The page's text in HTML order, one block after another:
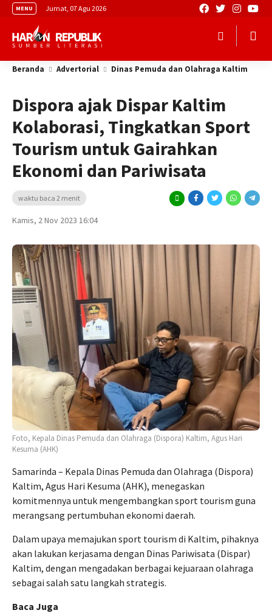
MENU Jumat, 07 Agu 2026
Beranda Advertorial Dinas Pemuda dan Olahraga Kaltim
Dispora ajak Dispar Kaltim
Kolaborasi, Tingkatkan Sport
Tourism untuk Gairahkan
Ekonomi dan Pariwisata
waktu baca 2 menit
Kamis, 2 Nov 2023 16:04
Foto, Kepala Dinas Pemuda dan Olahraga (Dispora) Kaltim, Agus Hari
Kesuma (AHK)
Samarinda – Kepala Dinas Pemuda dan Olahraga (Dispora)
Kaltim, Agus Hari Kesuma (AHK), menegaskan
komitmennya untuk mengembangkan sport tourism guna
merangsang pertumbuhan ekonomi daerah.
Dalam upaya memajukan sport tourism di Kaltim, pihaknya
akan lakukan kerjasama dengan Dinas Pariwisata (Dispar)
Kaltim, dengan mengadakan berbagai kejuaraan olahraga
sebagai salah satu langkah strategis.
Baca Juga